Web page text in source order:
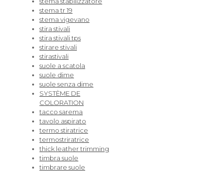
stema tr 19
stema vigevano
stira stivali
stira stivali tps
stirare stivali
stirastivali
suole a scatola
suole dime
suole senza dime
SYSTÈME DE
COLORATION
tacco sarema
tavolo aspirato
termo stiratrice
termostriratrice
thick leather trimming
timbra suole
timbrare suole